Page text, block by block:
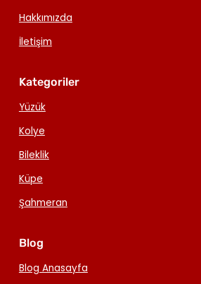
Hakkımızda
İletişim
Kategoriler
Yüzük
Kolye
Bileklik
Küpe
Şahmeran
Blog
Blog Anasayfa